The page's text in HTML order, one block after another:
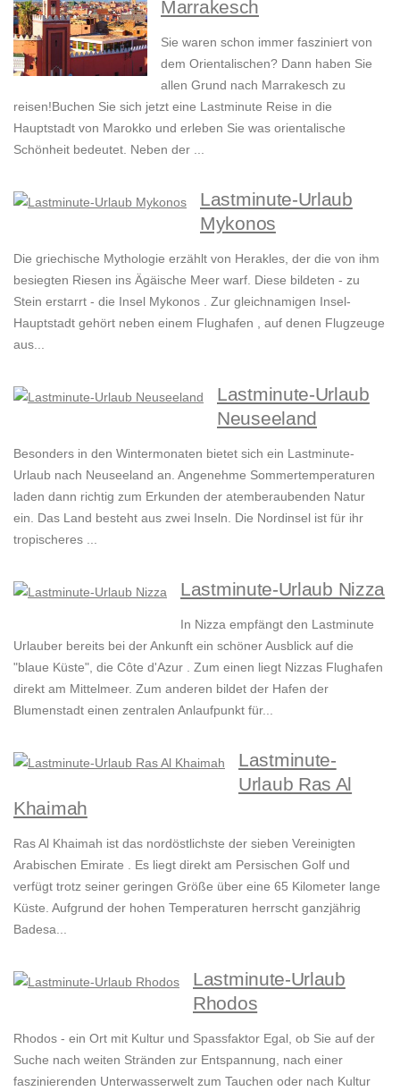
Marrakesch
Sie waren schon immer fasziniert von
dem Orientalischen? Dann haben Sie
allen Grund nach Marrakesch zu
reisen!Buchen Sie sich jetzt eine Lastminute Reise in die
Hauptstadt von Marokko und erleben Sie was orientalische
Schönheit bedeutet. Neben der ...
Lastminute-Urlaub
Mykonos
Die griechische Mythologie erzählt von Herakles, der die von ihm
besiegten Riesen ins Ägäische Meer warf. Diese bildeten - zu
Stein erstarrt - die Insel Mykonos . Zur gleichnamigen Insel-
Hauptstadt gehört neben einem Flughafen , auf denen Flugzeuge
aus...
Lastminute-Urlaub
Neuseeland
Besonders in den Wintermonaten bietet sich ein Lastminute-
Urlaub nach Neuseeland an. Angenehme Sommertemperaturen
laden dann richtig zum Erkunden der atemberaubenden Natur
ein. Das Land besteht aus zwei Inseln. Die Nordinsel ist für ihr
tropischeres ...
Lastminute-Urlaub Nizza
In Nizza empfängt den Lastminute
Urlauber bereits bei der Ankunft ein schöner Ausblick auf die
"blaue Küste", die Côte d'Azur . Zum einen liegt Nizzas Flughafen
direkt am Mittelmeer. Zum anderen bildet der Hafen der
Blumenstadt einen zentralen Anlaufpunkt für...
Lastminute-
Urlaub Ras Al
Khaimah
Ras Al Khaimah ist das nordöstlichste der sieben Vereinigten
Arabischen Emirate . Es liegt direkt am Persischen Golf und
verfügt trotz seiner geringen Größe über eine 65 Kilometer lange
Küste. Aufgrund der hohen Temperaturen herrscht ganzjährig
Badesa...
Lastminute-Urlaub
Rhodos
Rhodos - ein Ort mit Kultur und Spassfaktor Egal, ob Sie auf der
Suche nach weiten Stränden zur Entspannung, nach einer
faszinierenden Unterwasserwelt zum Tauchen oder nach Kultur